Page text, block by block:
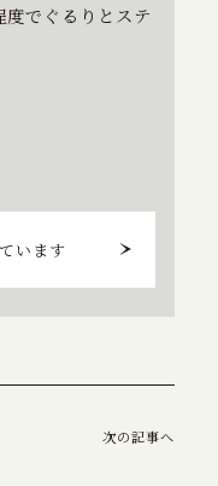
でぐるりとステ
います
次の記事へ